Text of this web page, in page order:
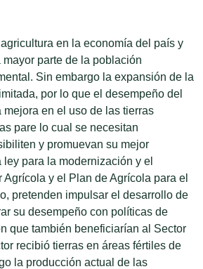
en la economía del país y
parte de la población
Sin embargo la expansión de la
por lo que el desempeño del
en el uso de las tierras
pare lo cual se necesitan
y promuevan su mejor
para la modernización y el
Agrícola y el Plan de Agrícola para el
pretenden impulsar el desarrollo de
su desempeño con políticas de
que también beneficiarían al Sector
recibió tierras en áreas fértiles de
la producción actual de las